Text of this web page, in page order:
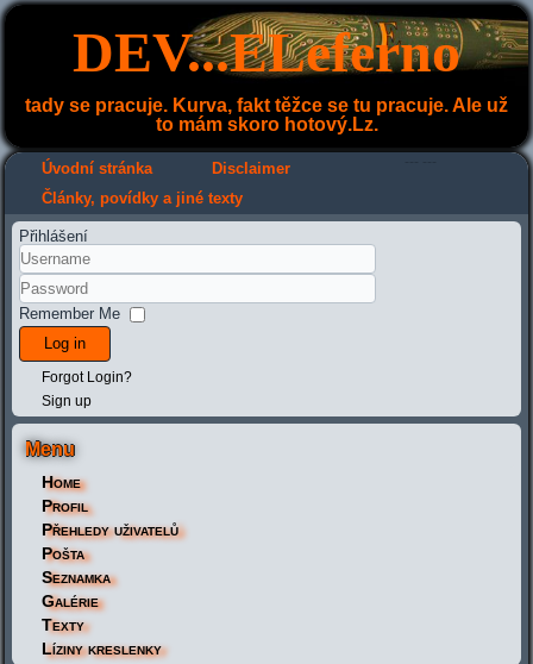
DEV...ELeferno
tady se pracuje. Kurva, fakt těžce se tu pracuje. Ale už
to mám skoro hotový.Lz.
Úvodní stránka Disclaimer
Články, povídky a jiné texty
Přihlášení
Remember Me
Log in
Forgot Login?
Sign up
Menu
Home
Profil
Přehledy uživatelů
Pošta
Seznamka
Galérie
Texty
Líziny kreslenky